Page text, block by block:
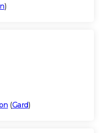
)
(Gard)